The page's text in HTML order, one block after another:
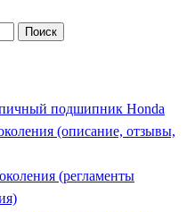
подшипник Honda
(описание, отзывы,
(регламенты